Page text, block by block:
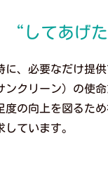
“してあげ
、必要なだけ提供
クリーン）の使
度の向上を図るた
ています。